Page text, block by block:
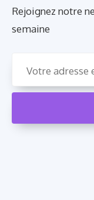
Rejoignez notre
semaine